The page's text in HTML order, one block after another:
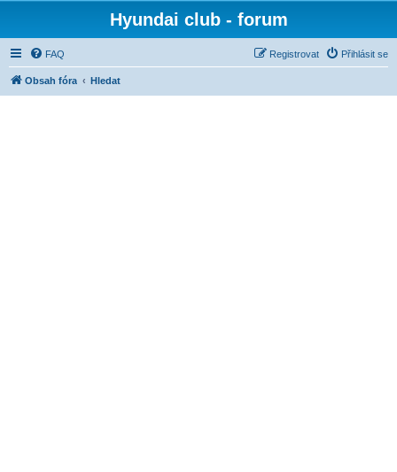
Hyundai club - forum
FAQ Přihlásit se
Registrovat
Obsah fóra Hledat